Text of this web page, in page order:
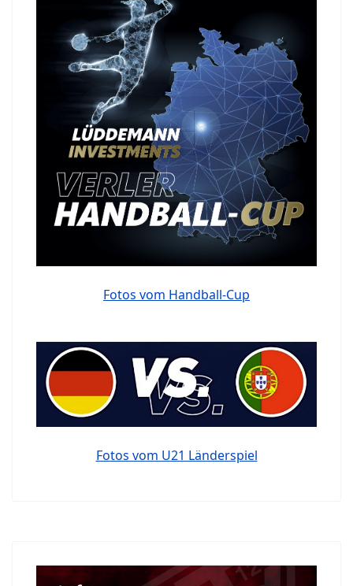
Fotos vom Handball-Cup
Fotos vom U21 Länderspiel